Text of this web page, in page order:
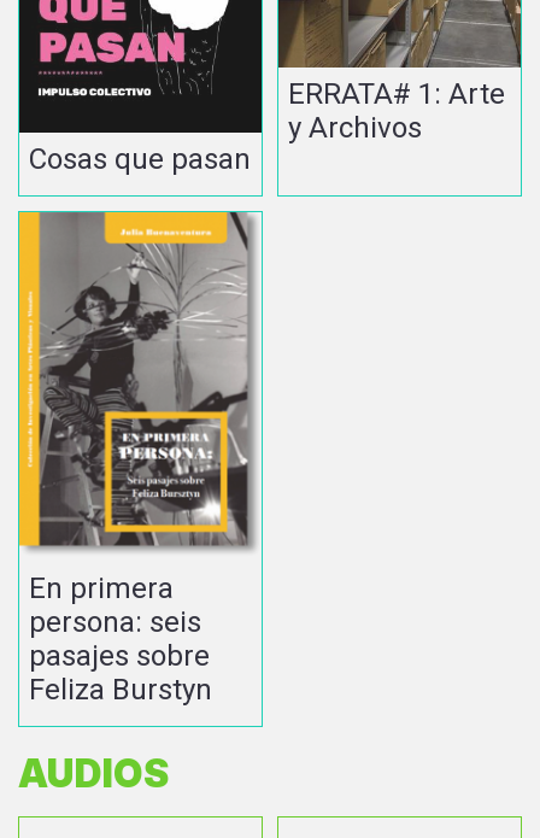
Cosas que pasan
ERRATA# 1: Arte
y Archivos
En primera
persona: seis
pasajes sobre
Feliza Burstyn
AUDIOS